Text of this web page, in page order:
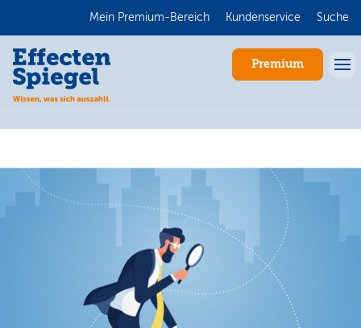
Mein Premium-Bereich Kundenservice Suche
Premium
Anmelden